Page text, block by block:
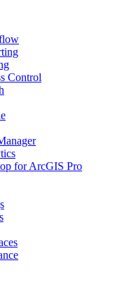
Control
for ArcGIS Pro